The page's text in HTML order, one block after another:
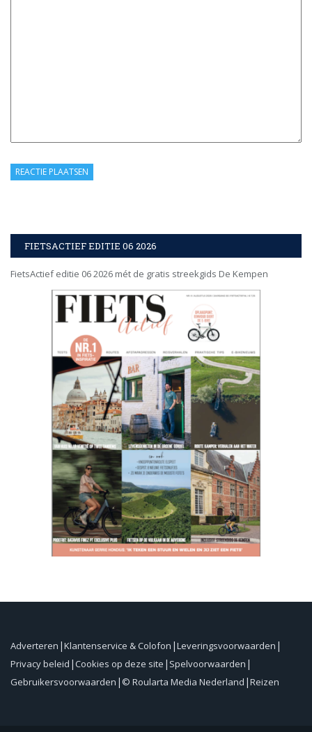
FIETSACTIEF EDITIE 06 2026
FietsActief editie 06 2026 mét de gratis streekgids De Kempen
Adverteren Klantenservice & Colofon Leveringsvoorwaarden
Privacy beleid Cookies op deze site Spelvoorwaarden
Gebruikersvoorwaarden © Roularta Media Nederland Reizen